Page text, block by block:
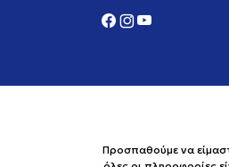
Προσπαθούμε να